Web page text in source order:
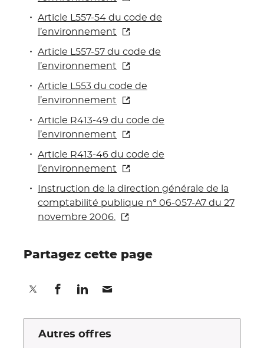
Article L557-54 du code de
l’environnement
Article L557-57 du code de
l’environnement
Article L553 du code de
l’environnement
Article R413-49 du code de
l’environnement
Article R413-46 du code de
l’environnement
Instruction de la direction générale de la
comptabilité publique n° 06-057-A7 du 27
novembre 2006.
Partagez cette page
Partager sur Twitter
Partager sur Facebook
Partager sur Linkedin
Partager par E-mail
Autres offres